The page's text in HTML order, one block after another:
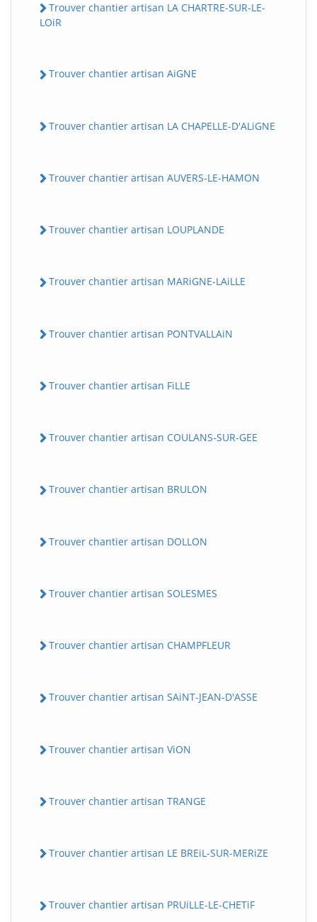
Trouver chantier artisan LA CHARTRE-SUR-LE-
LOiR
Trouver chantier artisan AiGNE
Trouver chantier artisan LA CHAPELLE-D'ALiGNE
Trouver chantier artisan AUVERS-LE-HAMON
Trouver chantier artisan LOUPLANDE
Trouver chantier artisan MARiGNE-LAiLLE
Trouver chantier artisan PONTVALLAiN
Trouver chantier artisan FiLLE
Trouver chantier artisan COULANS-SUR-GEE
Trouver chantier artisan BRULON
Trouver chantier artisan DOLLON
Trouver chantier artisan SOLESMES
Trouver chantier artisan CHAMPFLEUR
Trouver chantier artisan SAiNT-JEAN-D'ASSE
Trouver chantier artisan ViON
Trouver chantier artisan TRANGE
Trouver chantier artisan LE BREiL-SUR-MERiZE
Trouver chantier artisan PRUiLLE-LE-CHETiF